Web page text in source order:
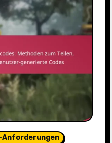
Anforderungen